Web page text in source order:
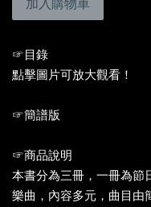
加入購物車
☞目錄
點擊圖片可放大觀看！
☞簡譜版
☞商品說明
本書分為三冊，一冊為節
樂曲，內容多元，曲目由